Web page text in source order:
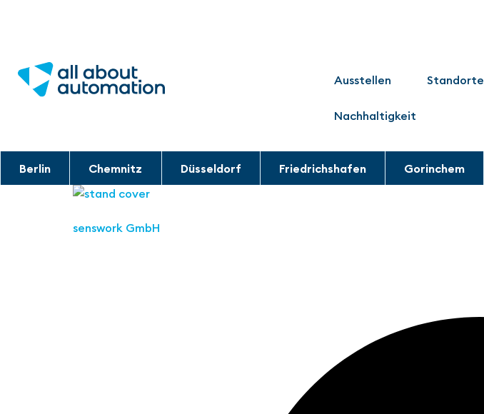
Ausstellen Standorte
Nachhaltigkeit
Berlin Chemnitz Düsseldorf Friedrichshafen Gorinchem
senswork GmbH